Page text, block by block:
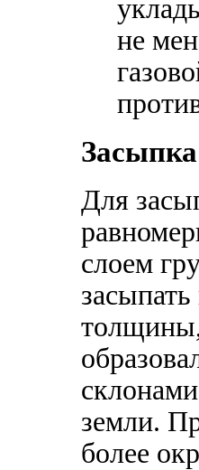
не
Для
слоем
толщины,
земли.
более